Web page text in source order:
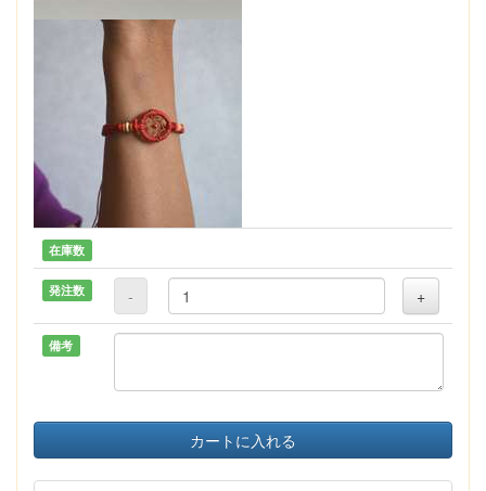
在庫数
発注数 - +
備考
カートに入れる